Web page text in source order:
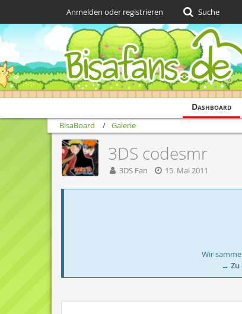
Dashboard
Anmelden oder registrieren Suche
BisaBoard Galerie
3DS codesmr
3DS Fan 15. Mai 2011
Wir
→ Zu